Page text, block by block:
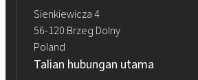
Sienkiewicza 4
56-120 Brzeg Dolny
Poland
Talian hubungan utama